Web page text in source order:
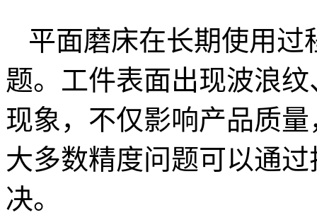
平面磨床在长期使用
题。工件表面出现波浪
现象，不仅影响产品质
大多数精度问题可以通
决。